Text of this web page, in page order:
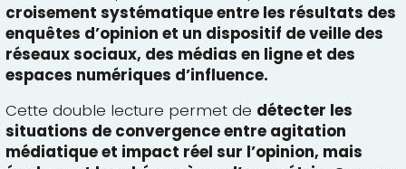
croisement systématique entre les résultats des
enquêtes d’opinion et un dispositif de veille des
réseaux sociaux, des médias en ligne et des
espaces numériques d’influence.
Cette double lecture permet de détecter les
situations de convergence entre agitation
médiatique et impact réel sur l’opinion, mais